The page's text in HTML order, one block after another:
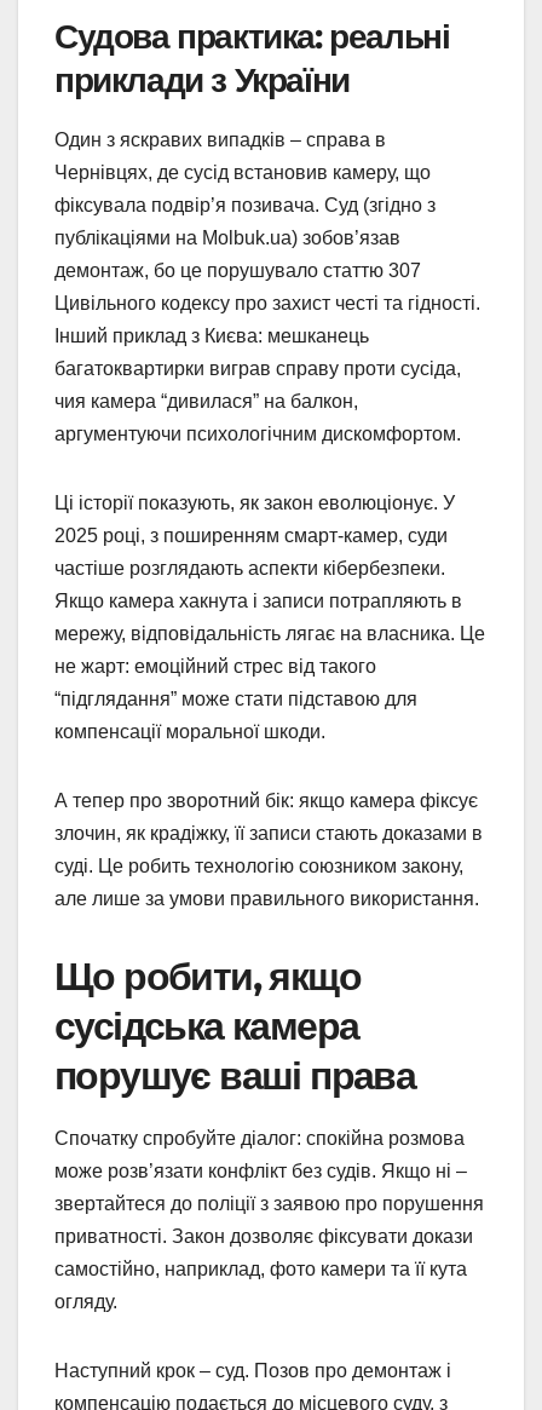
Судова практика: реальні
приклади з України
Один з яскравих випадків – справа в
Чернівцях, де сусід встановив камеру, що
фіксувала подвір’я позивача. Суд (згідно з
публікаціями на Molbuk.ua) зобов’язав
демонтаж, бо це порушувало статтю 307
Цивільного кодексу про захист честі та гідності.
Інший приклад з Києва: мешканець
багатоквартирки виграв справу проти сусіда,
чия камера “дивилася” на балкон,
аргументуючи психологічним дискомфортом.
Ці історії показують, як закон еволюціонує. У
2025 році, з поширенням смарт-камер, суди
частіше розглядають аспекти кібербезпеки.
Якщо камера хакнута і записи потрапляють в
мережу, відповідальність лягає на власника. Це
не жарт: емоційний стрес від такого
“підглядання” може стати підставою для
компенсації моральної шкоди.
А тепер про зворотний бік: якщо камера фіксує
злочин, як крадіжку, її записи стають доказами в
суді. Це робить технологію союзником закону,
але лише за умови правильного використання.
Що робити, якщо
сусідська камера
порушує ваші права
Спочатку спробуйте діалог: спокійна розмова
може розв’язати конфлікт без судів. Якщо ні –
звертайтеся до поліції з заявою про порушення
приватності. Закон дозволяє фіксувати докази
самостійно, наприклад, фото камери та її кута
огляду.
Наступний крок – суд. Позов про демонтаж і
компенсацію подається до місцевого суду, з